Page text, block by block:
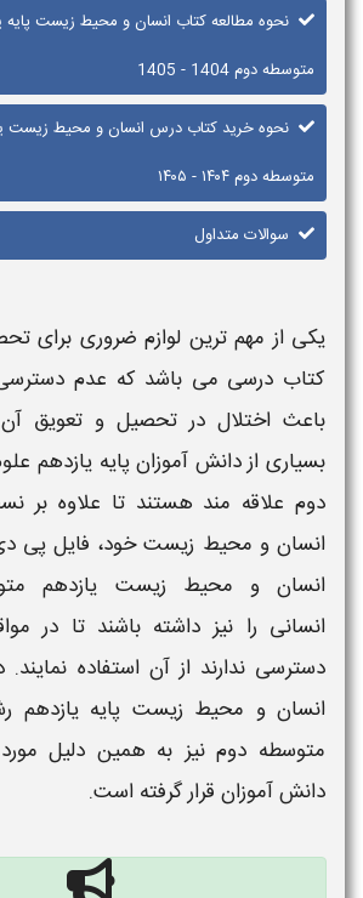
نحوه مطالعه کتاب انسان و محیط زیست پایه
متوسطه دوم 1404 - 1405
نحوه خرید کتاب درس انسان و محیط زیست
متوسطه دوم ۱۴۰۴ - ۱۴۰۵
سوالات متداول
یکی از مهم ترین لوازم ضروری برای
کتاب درسی می باشد که عدم
باعث اختلال در تحصیل و تعویق
بسیاری از دانش آموزانپایهیازدهم
دوم علاقه مند هستند تا علاوه بر
انسان و محیط زیستخود، فایل پی
انسان و محیط زیست یازدهم
انسانی را نیز داشته باشند تا در
دسترسی ندارند از آن استفاده نمایند.
انسان و محیط زیست پایه یازدهم
متوسطه دومنیز به همین دلیل
دانش‌ آموزان قرار گرفته است.